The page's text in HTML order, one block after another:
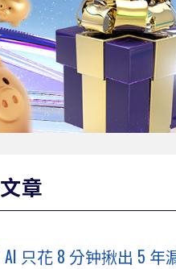
章
AI 只花 8 分钟揪出 5 年